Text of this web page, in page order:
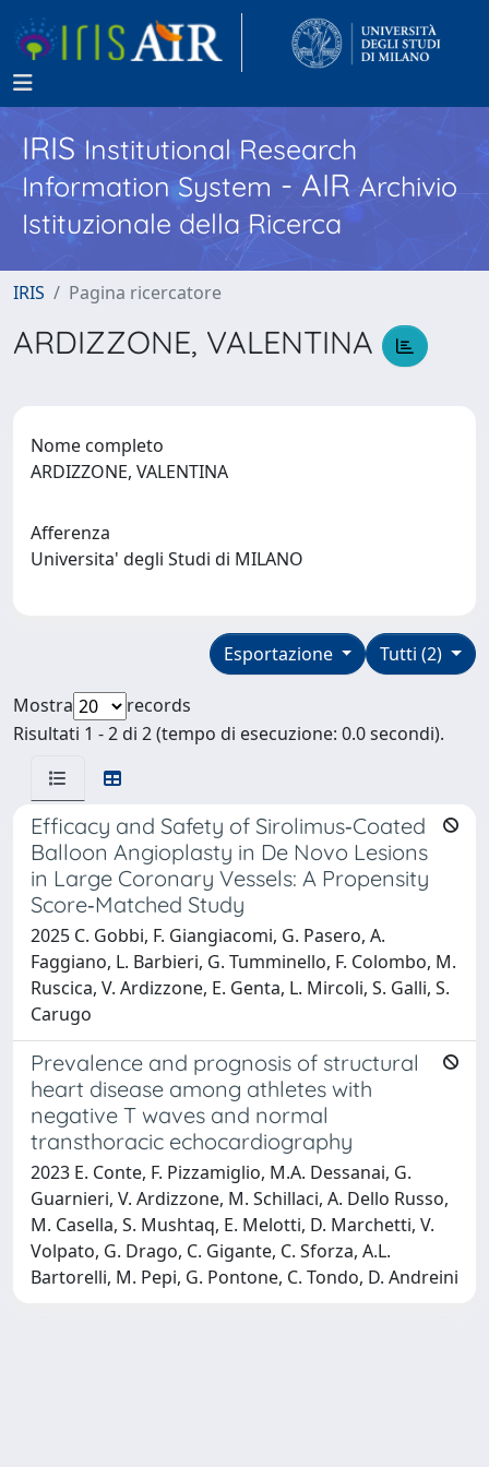
IRISInstitutional Research
Information System - AIR Archivio
Istituzionale della Ricerca
IRIS Pagina ricercatore
ARDIZZONE, VALENTINA
Nome completo
ARDIZZONE, VALENTINA
Afferenza
Universita' degli Studi di MILANO
Tutti (2)
Esportazione
Mostra
records
Risultati 1 - 2 di 2 (tempo di esecuzione: 0.0 secondi).
Efficacy and Safety of Sirolimus‐Coated
Balloon Angioplasty in De Novo Lesions
in Large Coronary Vessels: A Propensity
Score‐Matched Study
2025 C. Gobbi, F. Giangiacomi, G. Pasero, A.
Faggiano, L. Barbieri, G. Tumminello, F. Colombo, M.
Ruscica, V. Ardizzone, E. Genta, L. Mircoli, S. Galli, S.
Carugo
Prevalence and prognosis of structural
heart disease among athletes with
negative T waves and normal
transthoracic echocardiography
2023 E. Conte, F. Pizzamiglio, M.A. Dessanai, G.
Guarnieri, V. Ardizzone, M. Schillaci, A. Dello Russo,
M. Casella, S. Mushtaq, E. Melotti, D. Marchetti, V.
Volpato, G. Drago, C. Gigante, C. Sforza, A.L.
Bartorelli, M. Pepi, G. Pontone, C. Tondo, D. Andreini